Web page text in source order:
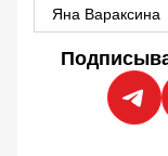
Яна Вараксина